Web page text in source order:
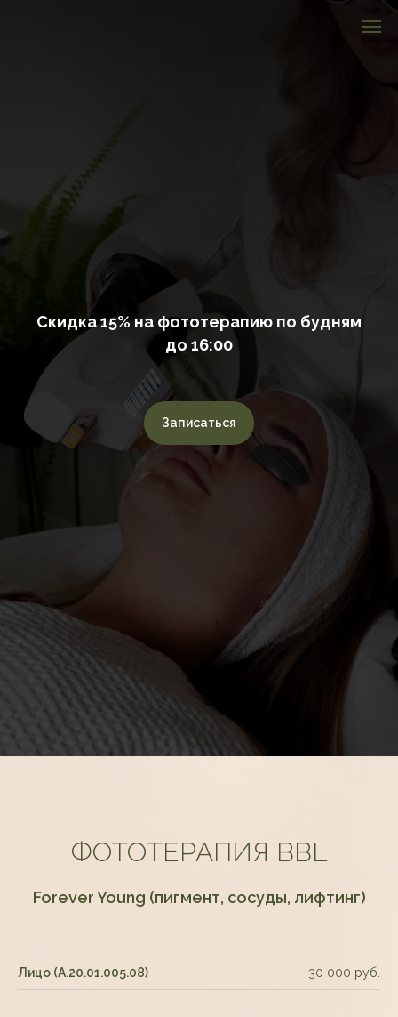
Скидка 15% на фототерапию по будням
до 16:00
Записаться
ФОТОТЕРАПИЯ BBL
Forever Young (пигмент, сосуды, лифтинг)
Лицо (А.20.01.005.08) 30 000 руб.